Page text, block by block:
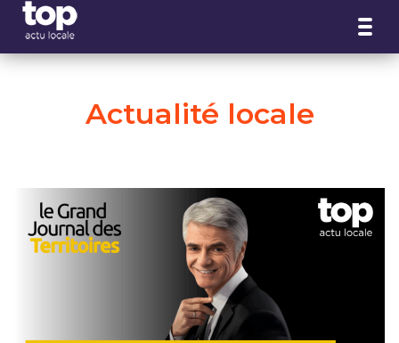
Actualité locale
Panneau de gestion des cookies